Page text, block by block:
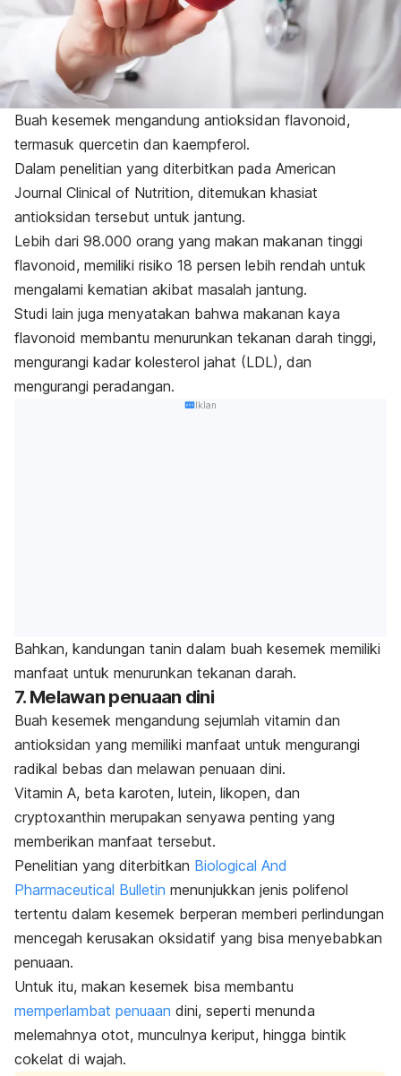
Buah kesemek mengandung antioksidan flavonoid,
termasuk quercetin dan kaempferol.
Dalam penelitian yang diterbitkan pada American
Journal Clinical of Nutrition, ditemukan khasiat
antioksidan tersebut untuk jantung.
Lebih dari 98.000 orang yang makan makanan tinggi
flavonoid, memiliki risiko 18 persen lebih rendah untuk
mengalami kematian akibat masalah jantung.
Studi lain juga menyatakan bahwa makanan kaya
flavonoid membantu menurunkan tekanan darah tinggi,
mengurangi kadar kolesterol jahat (LDL), dan
mengurangi peradangan.
Iklan
Bahkan, kandungan tanin dalam buah kesemek memiliki
manfaat untuk menurunkan tekanan darah.
7. Melawan penuaan dini
Buah kesemek mengandung sejumlah vitamin dan
antioksidan yang memiliki manfaat untuk mengurangi
radikal bebas dan melawan penuaan dini.
Vitamin A, beta karoten, lutein, likopen, dan
cryptoxanthin merupakan senyawa penting yang
memberikan manfaat tersebut.
Penelitian yang diterbitkan Biological And
Pharmaceutical Bulletin menunjukkan jenis polifenol
tertentu dalam kesemek berperan memberi perlindungan
mencegah kerusakan oksidatif yang bisa menyebabkan
penuaan.
Untuk itu, makan kesemek bisa membantu
memperlambat penuaan dini, seperti menunda
melemahnya otot, munculnya keriput, hingga bintik
cokelat di wajah.